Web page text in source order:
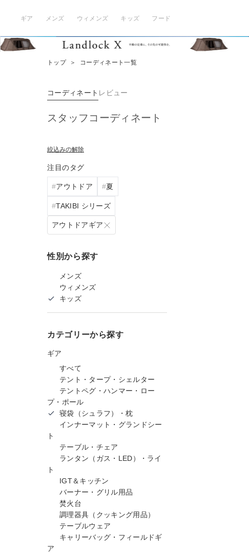
ギア メンズ ウィメンズ キッズ フード
トップ ＞ コーディネート一覧
コーディネート レビュー
スタッフコーディネート
絞込みの解除
注目のタグ
アウトドア 夏
TAKIBI シリーズ
アウトドアギア
性別から探す
メンズ
ウィメンズ
キッズ
カテゴリーから探す
ギア
すべて
テント・タープ・シェルター
テントペグ・ハンマー・ロー
プ・ポール
寝袋（シュラフ）・枕
インナーマット・グランドシー
ト
テーブル・チェア
ランタン（ガス・LED）・ライ
ト
IGT＆キッチン
バーナー・グリル用品
焚火台
調理器具（クッキング用品）
テーブルウェア
キャリーバッグ・フィールドギ
ア